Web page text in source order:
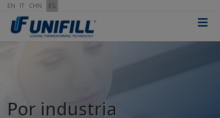
EN IT CHN ES
≡
Por industria